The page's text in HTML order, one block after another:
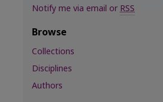
Notify me via email orRSS
Browse
Collections
Disciplines
Authors